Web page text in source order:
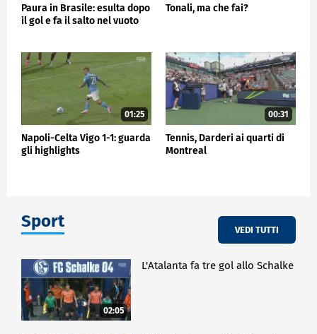
Paura in Brasile: esulta dopo
il gol e fa il salto nel vuoto
Tonali, ma che fai?
01:25
Napoli-Celta Vigo 1-1: guarda
gli highlights
00:31
Tennis, Darderi ai quarti di
Montreal
Sport VEDI TUTTI
02:05
L'Atalanta fa tre gol allo Schalke